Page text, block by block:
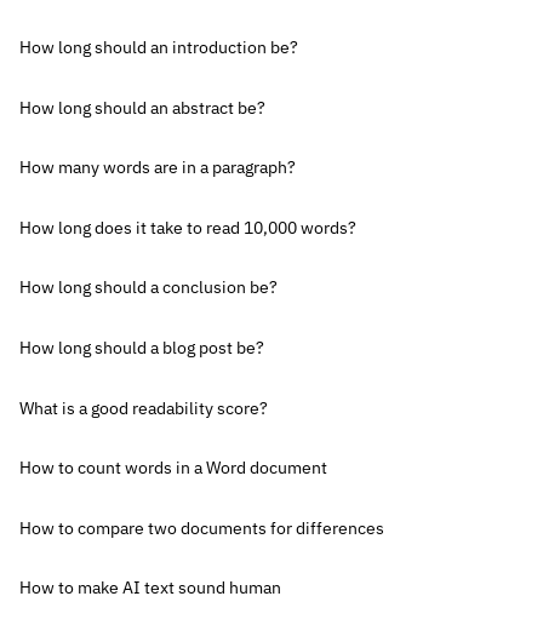
How long should an introduction be?
How long should an abstract be?
How many words are in a paragraph?
How long does it take to read 10,000 words?
How long should a conclusion be?
How long should a blog post be?
What is a good readability score?
How to count words in a Word document
How to compare two documents for differences
How to make AI text sound human